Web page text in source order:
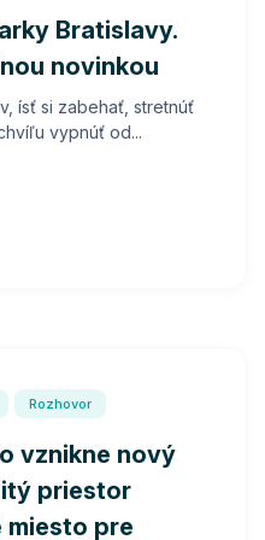
Bratislavy.
novinkou
ísť si zabehať, stretnúť
vypnúť od...
Rozhovor
vznikne nový
priestor
miesto pre